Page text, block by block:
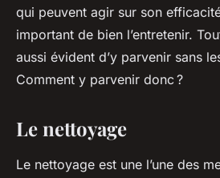
qui peuvent agir sur son
important de bien l’entretenir.
aussi évident d’y parvenir sans
Comment y parvenir donc ?
Le nettoyage
Le nettoyage est une l’une des